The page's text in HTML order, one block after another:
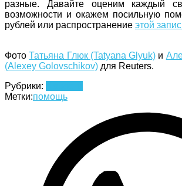
разные. Давайте оценим каждый
возможности и окажем посильную
рублей или распространение этой
ФотоТатьяна Глюк (Tatyana Glyuk) и
(Alexey Golovschikov) для Reuters.
Рубрики:
Метки:помощь